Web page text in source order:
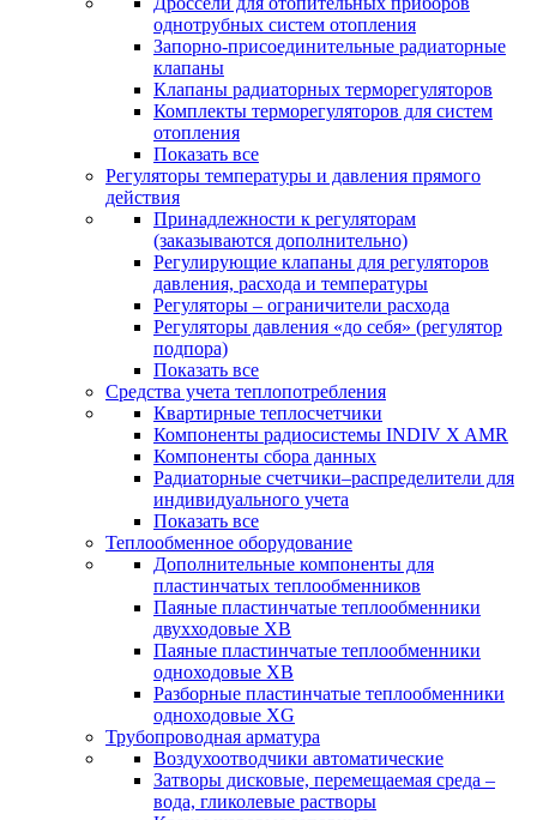
однотрубных систем отопления
Запорно-присоединительные радиаторные
клапаны
Клапаны радиаторных терморегуляторов
Комплекты терморегуляторов для систем
отопления
Показать все
Регуляторы температуры и давления прямого
действия
Принадлежности к регуляторам
(заказываются дополнительно)
Регулирующие клапаны для регуляторов
давления, расхода и температуры
Регуляторы – ограничители расхода
Регуляторы давления «до себя» (регулятор
подпора)
Показать все
Средства учета теплопотребления
Квартирные теплосчетчики
Компоненты радиосистемы INDIV X AMR
Компоненты сбора данных
Радиаторные счетчики–распределители для
индивидуального учета
Показать все
Теплообменное оборудование
Дополнительные компоненты для
пластинчатых теплообменников
Паяные пластинчатые теплообменники
двухходовые XB
Паяные пластинчатые теплообменники
одноходовые ХВ
Разборные пластинчатые теплообменники
одноходовые ХG
Трубопроводная арматура
Воздухоотводчики автоматические
Затворы дисковые, перемещаемая среда –
вода, гликолевые растворы